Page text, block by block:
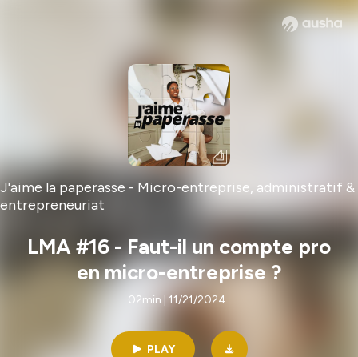
J'aime la paperasse - Micro-entreprise, administratif &
entrepreneuriat
LMA #16 - Faut-il un compte pro
en micro-entreprise ?
02min | 11/21/2024
PLAY